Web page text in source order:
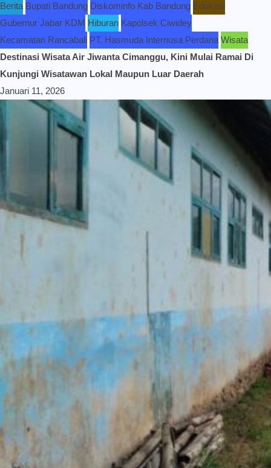
Berita Bupati Bandung Diskominfo Kab Bandung Edukasi
Gubernur Jabar KDM Hiburan Kapolsek Ciwidey
Kecamatan Rancabali PT. Hasmuda Internusa Perdana Wisata
Destinasi Wisata Air Jiwanta Cimanggu, Kini Mulai Ramai Di
Kunjungi Wisatawan Lokal Maupun Luar Daerah
Januari 11, 2026